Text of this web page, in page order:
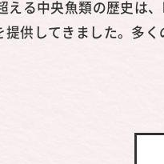
える中央魚類の歴史は
提供してきました。多